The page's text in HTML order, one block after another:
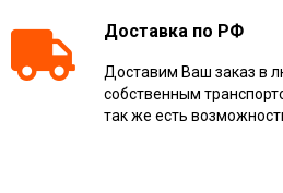
Доставка по РФ
Доставим Ваш заказ в
собственным
так же есть